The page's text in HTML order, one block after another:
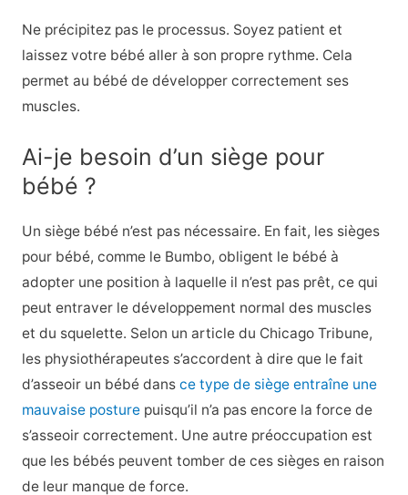
Ne précipitez pas le processus. Soyez patient et
laissez votre bébé aller à son propre rythme. Cela
permet au bébé de développer correctement ses
muscles.
Ai-je besoin d’un siège pour
bébé ?
Un siège bébé n’est pas nécessaire. En fait, les sièges
pour bébé, comme le Bumbo, obligent le bébé à
adopter une position à laquelle il n’est pas prêt, ce qui
peut entraver le développement normal des muscles
et du squelette. Selon un article du Chicago Tribune,
les physiothérapeutes s’accordent à dire que le fait
d’asseoir un bébé dans ce type de siège entraîne une
mauvaise posturepuisqu’il n’a pas encore la force de
s’asseoir correctement. Une autre préoccupation est
que les bébés peuvent tomber de ces sièges en raison
de leur manque de force.